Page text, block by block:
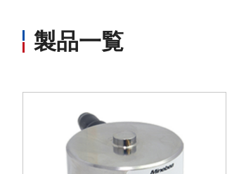
製品一覧